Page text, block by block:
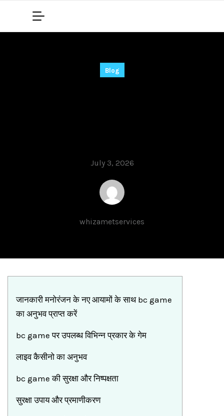
Blog
July 3, 2026
whizametservices
जानकारी मनोरंजन के नए आयामों के साथ bc game
का अनुभव प्राप्त करें
bc game पर उपलब्ध विभिन्न प्रकार के गेम
लाइव कैसीनो का अनुभव
bc game की सुरक्षा और निष्पक्षता
सुरक्षा उपाय और प्रमाणीकरण